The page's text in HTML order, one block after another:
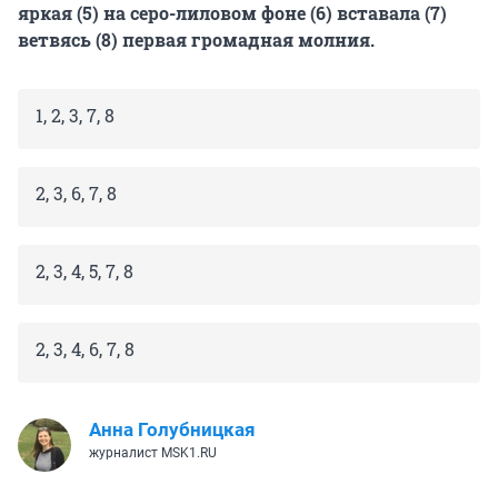
яркая (5) на серо-лиловом фоне (6) вставала (7)
ветвясь (8) первая громадная молния.
1, 2, 3, 7, 8
2, 3, 6, 7, 8
2, 3, 4, 5, 7, 8
2, 3, 4, 6, 7, 8
Анна Голубницкая
журналист MSK1.RU